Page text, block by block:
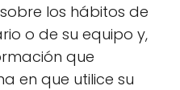
los hábitos de
o de su equipo y,
que
en que utilice su